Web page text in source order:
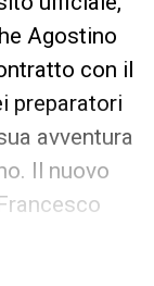
Agostino
con il
preparatori
avventura
Il nuovo
dalle